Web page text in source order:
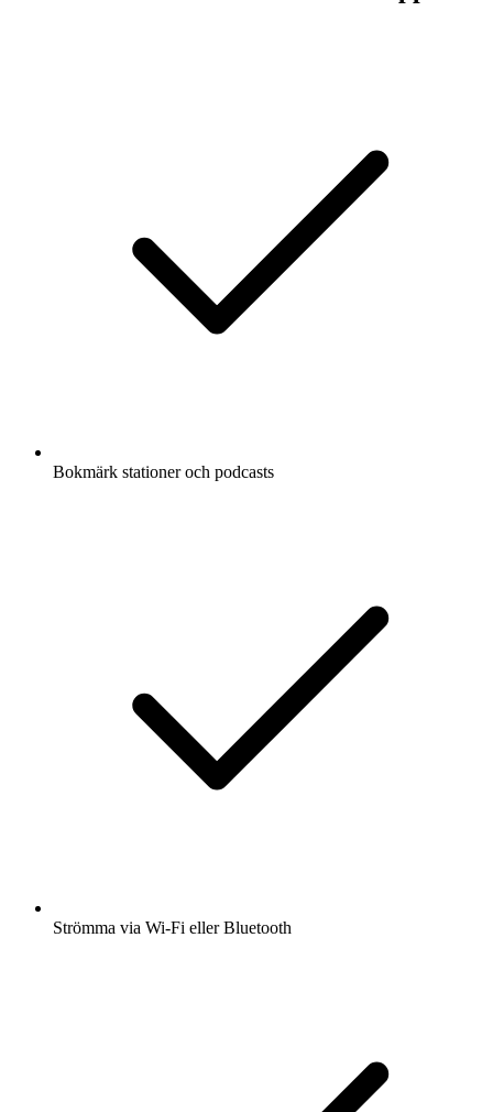
Bokmärk stationer och podcasts
Strömma via Wi-Fi eller Bluetooth